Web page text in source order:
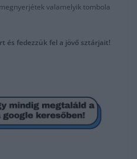
valamelyik tombola
és fedezzük fel a jövő sztárjait!